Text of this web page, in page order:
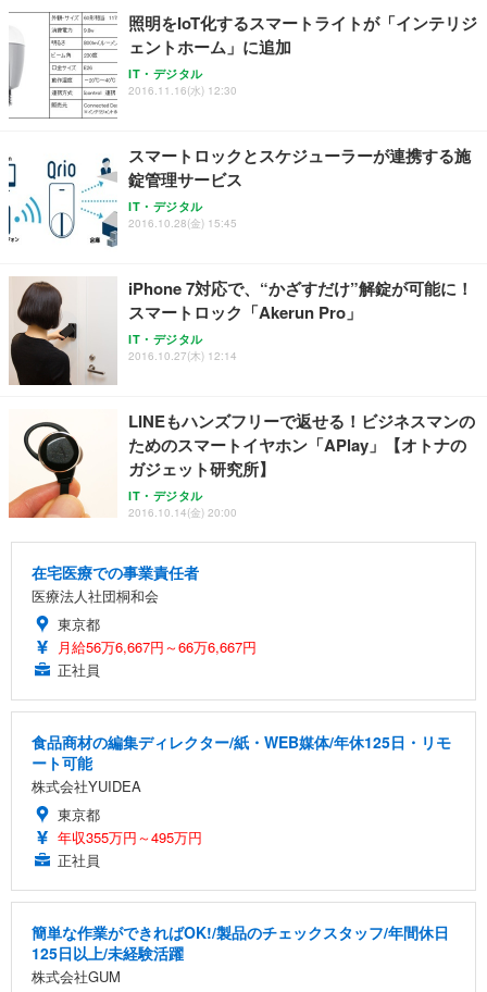
照明をIoT化するスマートライトが「インテリジ
ェントホーム」に追加
IT・デジタル
2016.11.16(水) 12:30
スマートロックとスケジューラーが連携する施
錠管理サービス
IT・デジタル
2016.10.28(金) 15:45
iPhone 7対応で、“かざすだけ”解錠が可能に！
スマートロック「Akerun Pro」
IT・デジタル
2016.10.27(木) 12:14
LINEもハンズフリーで返せる！ビジネスマンの
ためのスマートイヤホン「APlay」【オトナの
ガジェット研究所】
IT・デジタル
2016.10.14(金) 20:00
在宅医療での事業責任者
医療法人社団桐和会
東京都
月給56万6,667円～66万6,667円
正社員
食品商材の編集ディレクター/紙・WEB媒体/年休125日・リモ
ート可能
株式会社YUIDEA
東京都
年収355万円～495万円
正社員
簡単な作業ができればOK!/製品のチェックスタッフ/年間休日
125日以上/未経験活躍
株式会社GUM